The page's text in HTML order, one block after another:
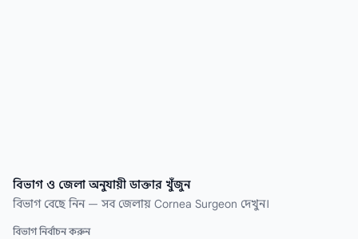
বিভাগ ও জেলা অনুযায়ী ডাক্তার খুঁজুন
বিভাগ বেছে নিন — সব জেলায় Cornea Surgeon দেখুন।
বিভাগ নির্বাচন করুন